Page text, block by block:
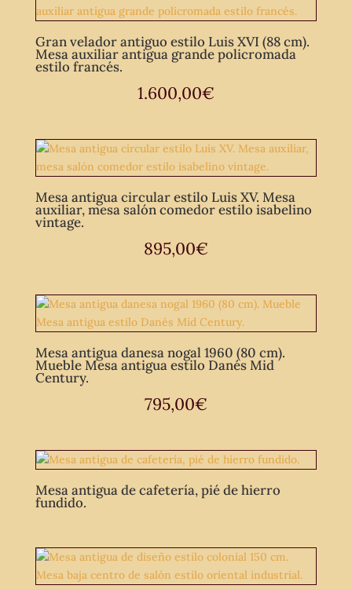
Gran velador antiguo estilo Luis XVI (88 cm).
Mesa auxiliar antigua grande policromada
estilo francés.
1.600,00€
Mesa antigua circular estilo Luis XV. Mesa
auxiliar, mesa salón comedor estilo isabelino
vintage.
895,00€
Mesa antigua danesa nogal 1960 (80 cm).
Mueble Mesa antigua estilo Danés Mid
Century.
795,00€
Mesa antigua de cafetería, pié de hierro
fundido.